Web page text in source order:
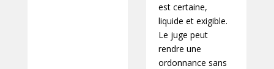
est certaine,
liquide et exigible.
Le juge peut
rendre une
ordonnance sans